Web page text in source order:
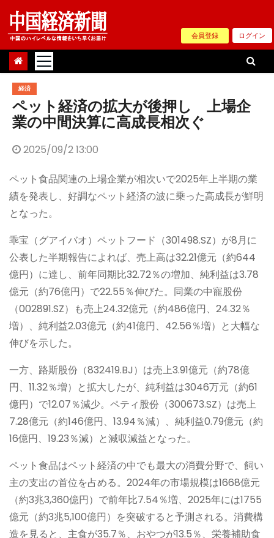
Skip
content
会員登録 ログイン
経済
ペット経済の拡大が後押し 上場企
業の中間決算に高成長相次ぐ
2025/09/2 13:00
ペット食品関連の上場企業が相次いで2025年上半期の業
績を発表し、好調なペット経済の波に乗った高成長が鮮明
となった。
乖宝（グアイバオ）ペットフード（301498.SZ）が8月に
公表した半期報告によれば、売上高は32.21億元（約644
億円）に達し、前年同期比32.72％の増加、純利益は3.78
億元（約76億円）で22.55％伸びた。同業の中寵股份
（002891.SZ）も売上24.32億元（約486億円、24.32％
増）、純利益2.03億元（約41億円、42.56％増）と大幅な
伸びを示した。
一方、路斯股份（832419.BJ）は売上3.91億元（約78億
円、11.32％増）と拡大したが、純利益は3046万元（約61
億円）で12.07％減少。ペティ股份（300673.SZ）は売上
7.28億元（約146億円、13.94％減）、純利益0.79億元（約
16億円、19.23％減）と減収減益となった。
ペット食品はペット経済の中でも最大の消費分野で、飼い
主の支出の首位を占める。2024年の市場規模は1668億元
（約3兆3,360億円）で前年比7.54％増、2025年には1755
億元（約3兆5,100億円）を突破すると予測される。消費構
造を見ると、主食が35.7％、おやつが13.5％、栄養補助食